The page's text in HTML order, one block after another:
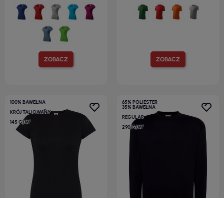
ZOBACZ ZOBACZ
100% BAWEŁNA
KRÓJ TALIOWANY
145 G/M²
65% POLIESTER
35% BAWEŁNA
REGULAR
290 G/M²